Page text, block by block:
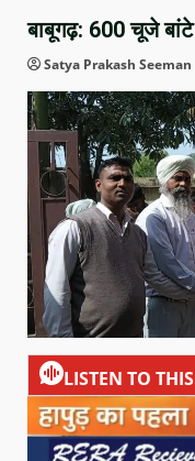
बाबूगढ़: 600 चूजे बांटे
Satya Prakash Seeman
LISTEN TO THIS